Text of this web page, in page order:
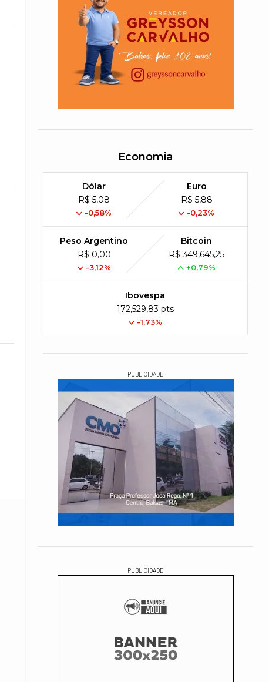
Economia
Dólar
R$ 5,08
-0,58%
Euro
R$ 5,88
-0,23%
Peso Argentino
R$ 0,00
-3,12%
Bitcoin
R$ 349,645,25
+0,79%
Ibovespa
172,529,83 pts
-1.73%
PUBLICIDADE
PUBLICIDADE